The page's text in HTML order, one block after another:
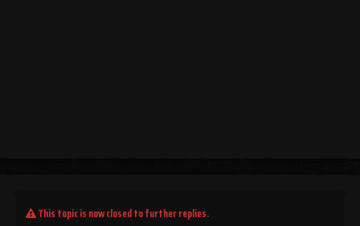
This topic is now closed to further replies.